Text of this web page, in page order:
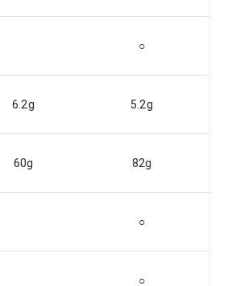
○
6.2g 5.2g
60g 82g
○
○